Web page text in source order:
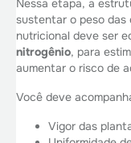
Nessa etapa, a
sustentar o peso das
nutricional deve ser
nitrogênio, para
aumentar o risco de
Você deve
Vigor das